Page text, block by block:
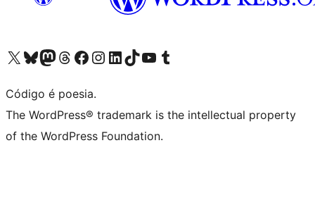
Acessar nossa conta do X (antigo Twitter)
Acessar nossa conta do Bluesky
Acessar nossa conta do Mastodon
Acessar nossa conta do Threads
Acessar nossa página do Facebook
Acessar nossa conta do Instagram
Acessar nossa conta do LinkedIn
Acessar nossa conta do TikTok
Acessar nosso canal do YouTube
Acessar nossa conta no Tumblr
Código é poesia.
The WordPress® trademark is the intellectual property
of the WordPress Foundation.